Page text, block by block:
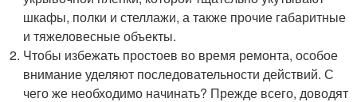
шкафы, полки и стеллажи, а также прочие габаритные
и тяжеловесные объекты.
Чтобы избежать простоев во время ремонта, особое
внимание уделяют последовательности действий. С
чего же необходимо начинать? Прежде всего, доводят